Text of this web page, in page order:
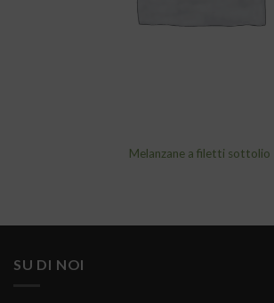
Melanzane a filetti sottolio
SU DI NOI